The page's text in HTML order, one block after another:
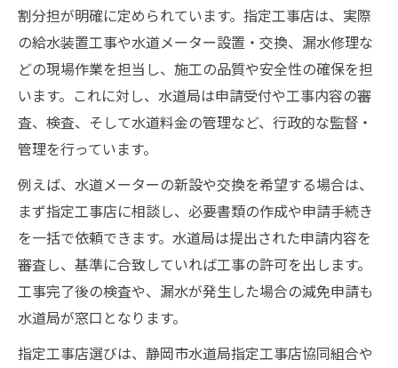
割分担が明確に定められています。指定工事店は、実際
の給水装置工事や水道メーター設置・交換、漏水修理な
どの現場作業を担当し、施工の品質や安全性の確保を担
います。これに対し、水道局は申請受付や工事内容の審
査、検査、そして水道料金の管理など、行政的な監督・
管理を行っています。
例えば、水道メーターの新設や交換を希望する場合は、
まず指定工事店に相談し、必要書類の作成や申請手続き
を一括で依頼できます。水道局は提出された申請内容を
審査し、基準に合致していれば工事の許可を出します。
工事完了後の検査や、漏水が発生した場合の減免申請も
水道局が窓口となります。
指定工事店選びは、静岡市水道局指定工事店協同組合や